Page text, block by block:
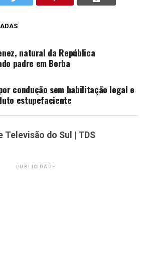
natural da República
padre em Borba
condução sem habilitação legal e
estupefaciente
Televisão do Sul | TDS
PUBLICIDADE